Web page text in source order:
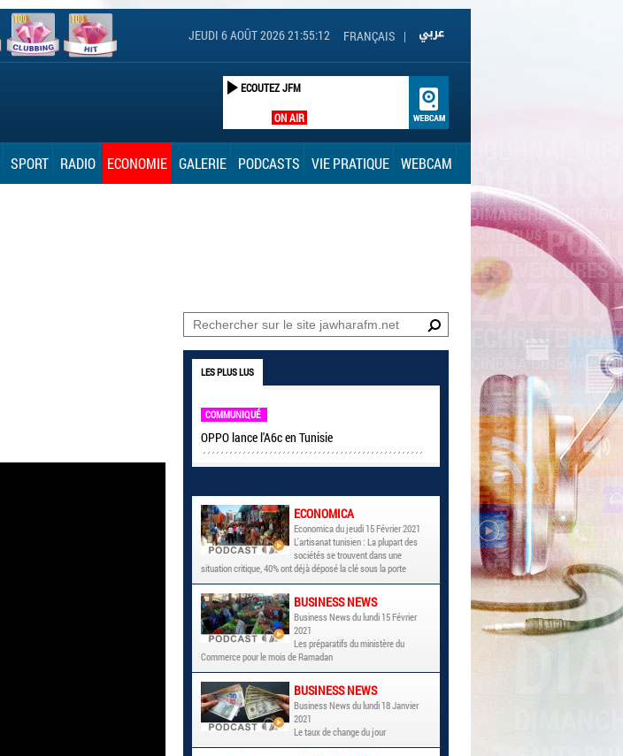
FRANÇAIS |
JEUDI 6 AOÛT 2026 21:55:12
ON AIR
ECOUTEZ JFM
SPORT RADIO ECONOMIE GALERIE PODCASTS VIE PRATIQUE WEBCAM
LES PLUS LUS
COMMUNIQUÉ
OPPO lance l'A6c en Tunisie
ECONOMICA
Economica du jeudi 15 Février 2021
L'artisanat tunisien : La plupart des
sociétés se trouvent dans une
situation critique, 40% ont déjà déposé la clé sous la porte
BUSINESS NEWS
Business News du lundi 15 Février
2021
Les préparatifs du ministère du
Commerce pour le mois de Ramadan
BUSINESS NEWS
Business News du lundi 18 Janvier
2021
Le taux de change du jour